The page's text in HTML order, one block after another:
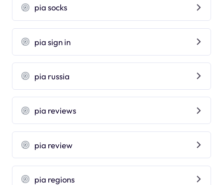
pia socks
pia sign in
pia russia
pia reviews
pia review
pia regions